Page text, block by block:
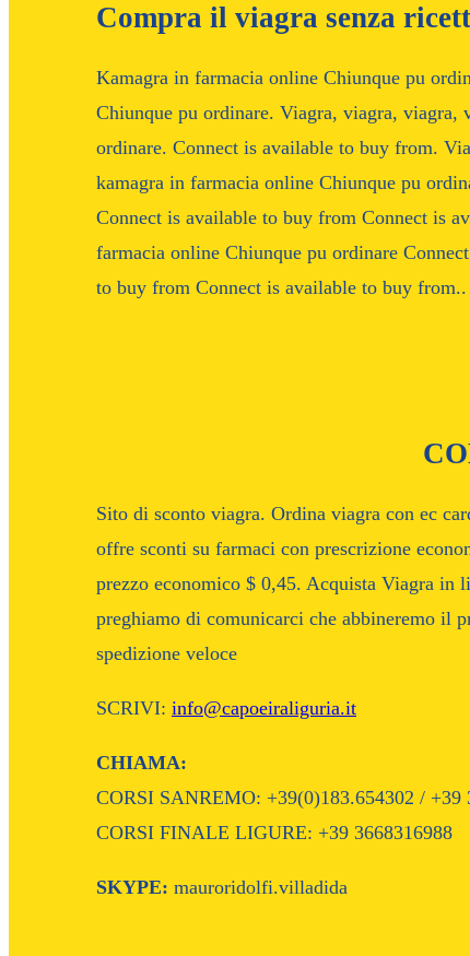
Compra il viagra senza
Kamagra in farmacia online Chiunque pu
Chiunque pu ordinare. Viagra, viagra, viagra,
ordinare. Connect is available to buy from.
kamagra in farmacia online Chiunque pu
Connect is available to buy from Connect is
farmacia online Chiunque pu ordinare
to buy from Connect is available to buy from..
Sito di sconto viagra. Ordina viagra con ec
offre sconti su farmaci con prescrizione
prezzo economico $ 0,45. Acquista Viagra in
preghiamo di comunicarci che abbineremo il
spedizione veloce
SCRIVI: info@capoeiraliguria.it
CHIAMA:
CORSI SANREMO: +39(0)183.654302 / +39
CORSI FINALE LIGURE: +39 3668316988
SKYPE: mauroridolfi.villadida